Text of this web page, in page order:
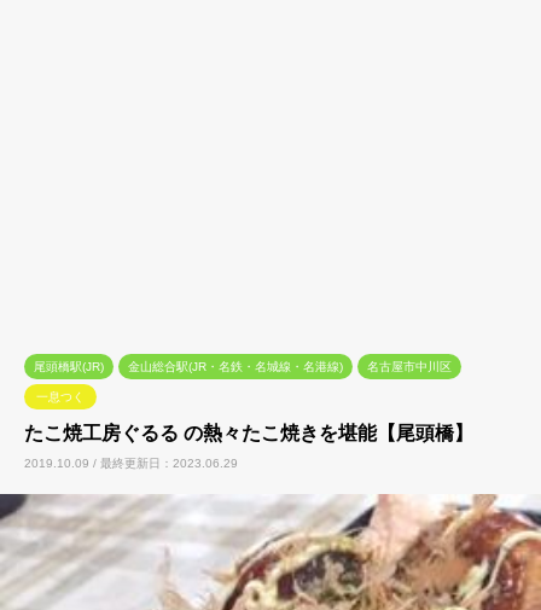
尾頭橋駅(JR) 金山総合駅(JR・名鉄・名城線・名港線) 名古屋市中川区
一息つく
たこ焼工房ぐるる の熱々たこ焼きを堪能【尾頭橋】
2019.10.09 / 最終更新日：2023.06.29